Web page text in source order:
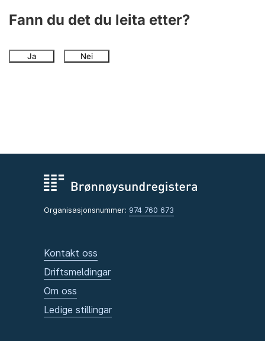
Fann du det du leita etter?
Ja Nei
Organisasjonsnummer: 974 760 673
Kontakt oss
Driftsmeldingar
Om oss
Ledige stillingar